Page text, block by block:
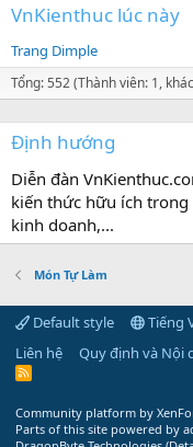
VnKienthuc lúc này
Trang Dimple
Tổng: 552 (Thành viên: 1,
Định hướng
Diễn đàn
kiến thức hữu ích trong
kinh doanh,...
Món Tự Làm
Default style
Tiếng
Liên hệ
Quy định và Nội
R
Community platform by
Parts of this site powered by